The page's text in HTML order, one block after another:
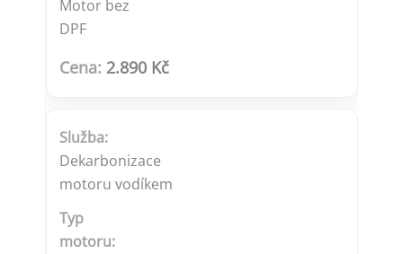
Motor bez
DPF
2.890 Kč
Dekarbonizace
motoru vodíkem